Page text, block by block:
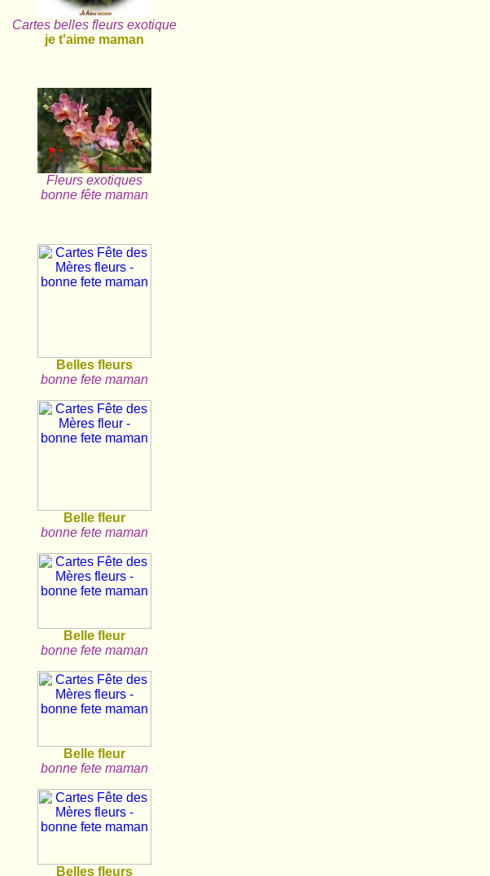
Cartes belles fleurs exotique
je t'aime maman
Fleurs exotiques
bonne fête maman
Belles fleurs
bonne fete maman
Belle fleur
bonne fete maman
Belle fleur
bonne fete maman
Belle fleur
bonne fete maman
Belles fleurs